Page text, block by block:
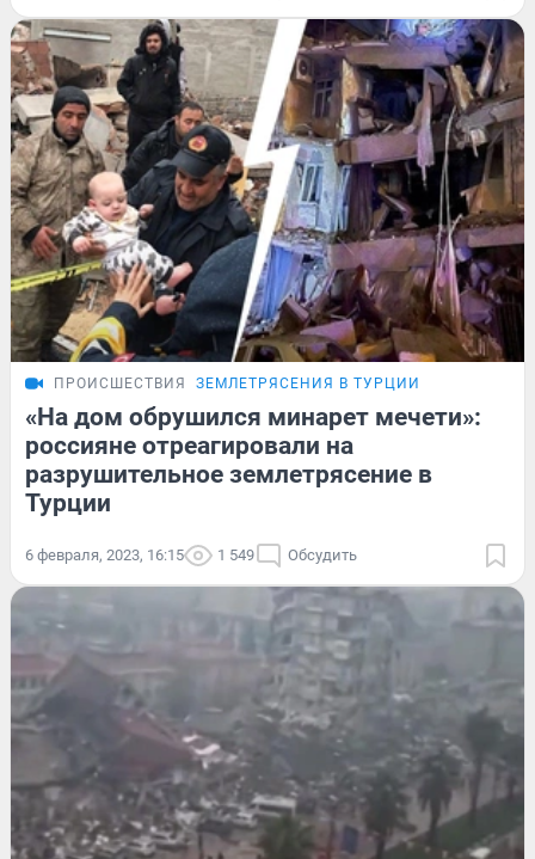
ПРОИСШЕСТВИЯ ЗЕМЛЕТРЯСЕНИЯ В ТУРЦИИ
«На дом обрушился минарет мечети»:
россияне отреагировали на
разрушительное землетрясение в
Турции
6 февраля, 2023, 16:15 1 549 Обсудить